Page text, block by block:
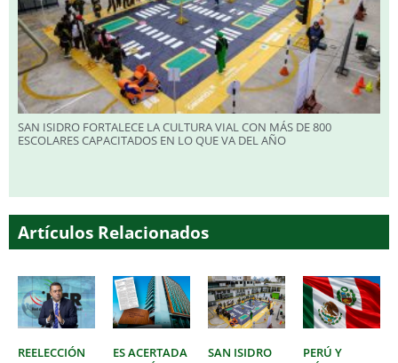
SAN ISIDRO FORTALECE LA CULTURA VIAL CON MÁS DE 800
ESCOLARES CAPACITADOS EN LO QUE VA DEL AÑO
Artículos Relacionados
REELECCIÓN
ES ACERTADA
SAN ISIDRO
PERÚ Y